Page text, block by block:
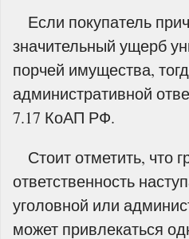
Если покупатель
значительный ущерб
порчей имущества,
административной
7.17 КоАП РФ.
Стоит отметить, что
ответственность
уголовной или
может привлекаться